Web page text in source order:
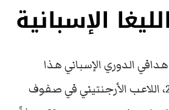
الإسبانية
الدوري الإسباني هذا
الموسم 2020-2021، اللاعب الأرجنتيني في صفوف